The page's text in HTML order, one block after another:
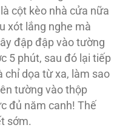
cột kèo nhà cửa nữa
xót lắng nghe mà
đập đập vào tường
5 phút, sau đó lại tiếp
chỉ dọa từ xa, làm sao
tường vào thộp
đủ năm canh! Thế
sớm.